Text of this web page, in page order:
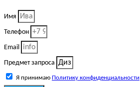
Имя
Телефон
Email
Предмет запроса
Я принимаю Политику конфиденциальности